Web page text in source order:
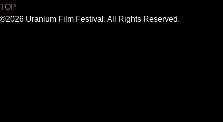
TOP
©2026 Uranium Film Festival. All Rights Reserved.